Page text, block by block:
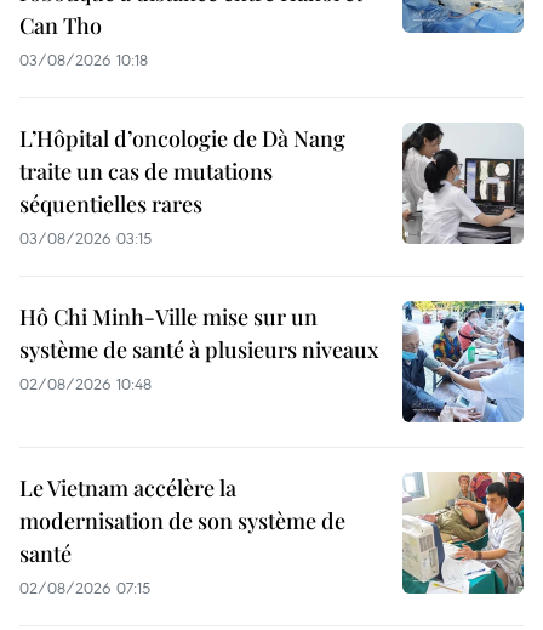
Can Tho
03/08/2026 10:18
L’Hôpital d’oncologie de Dà Nang
traite un cas de mutations
séquentielles rares
03/08/2026 03:15
Hô Chi Minh-Ville mise sur un
système de santé à plusieurs niveaux
02/08/2026 10:48
Le Vietnam accélère la
modernisation de son système de
santé
02/08/2026 07:15